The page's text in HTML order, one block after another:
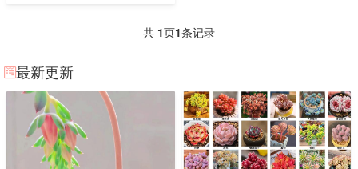
共 1页1条记录
最新更新